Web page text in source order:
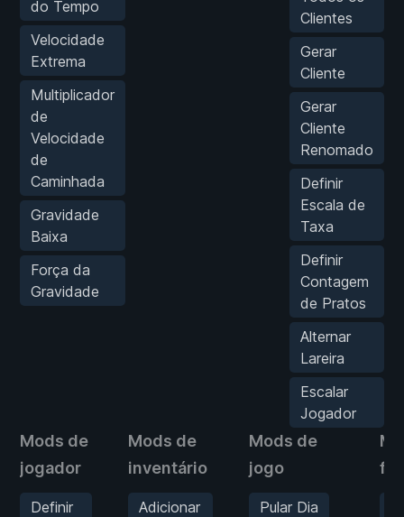
do Tempo
Velocidade
Extrema
Multiplicador
de
Velocidade
de
Caminhada
Gravidade
Baixa
Força da
Gravidade
Clientes
Gerar
Cliente
Gerar
Cliente
Renomado
Definir
Escala de
Taxa
Definir
Contagem
de Pratos
Alternar
Lareira
Escalar
Jogador
Mods de
jogador
Definir
Mods de
inventário
Adicionar
Mods de
jogo
Pular Dia